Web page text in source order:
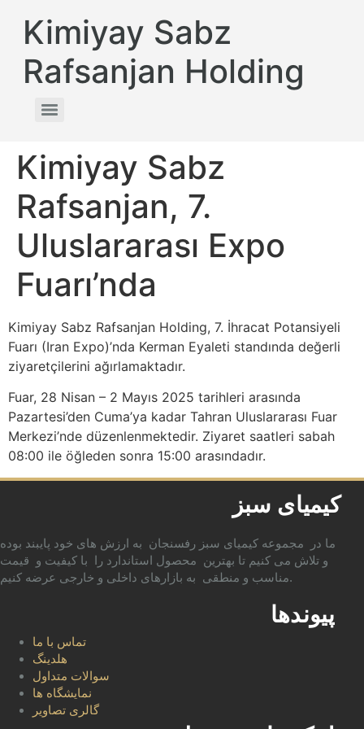
Kimiyay Sabz
Rafsanjan Holding
Kimiyay Sabz
Rafsanjan, 7.
Uluslararası Expo
Fuarı’nda
Kimiyay Sabz Rafsanjan Holding, 7. İhracat Potansiyeli
Fuarı (Iran Expo)’nda Kerman Eyaleti standında değerli
ziyaretçilerini ağırlamaktadır.
Fuar, 28 Nisan – 2 Mayıs 2025 tarihleri arasında
Pazartesi’den Cuma’ya kadar Tahran Uluslararası Fuar
Merkezi’nde düzenlenmektedir. Ziyaret saatleri sabah
08:00 ile öğleden sonra 15:00 arasındadır.
کیمیای سبز
ما در مجموعه کیمیای سبز رفسنجان به ارزش های خود پایبند بوده
و تلاش می کنیم تا بهترین محصول استاندارد را با کیفیت و قیمت
مناسب و منطقی به بازارهای داخلی و خارجی عرضه کنیم.
پیوندها
تماس با ما
هلدینگ
سوالات متداول
نمایشگاه ها
گالری تصاویر